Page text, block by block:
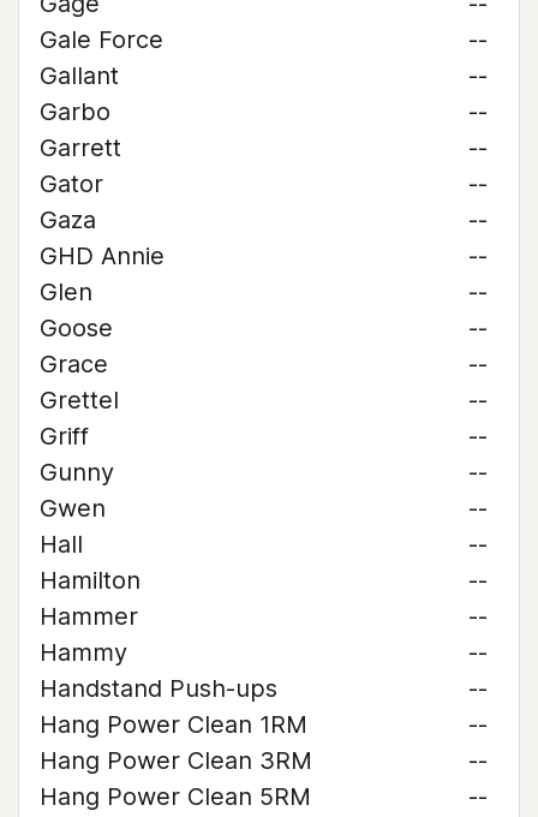
Gale Force
--
Gallant
--
Garbo
--
Garrett
--
Gator
--
Gaza
--
GHD Annie
--
Glen
--
Goose
--
Grace
--
Grettel
--
Griff
--
Gunny
--
Gwen
--
Hall
--
Hamilton
--
Hammer
--
Hammy
--
Handstand Push-ups
--
Hang Power Clean 1RM
--
Hang Power Clean 3RM
--
Hang Power Clean 5RM
--